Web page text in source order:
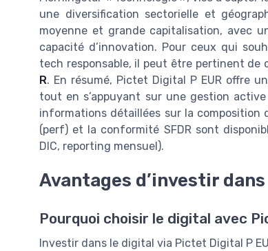
une diversification sectorielle et
moyenne et grande capitalisation, avec
capacité d’innovation. Pour ceux qui
tech responsable, il peut être pertinent de
R. En résumé, Pictet Digital P EUR offre
tout en s’appuyant sur une gestion
informations détaillées sur la composition
(perf) et la conformité SFDR sont
DIC, reporting mensuel).
Avantages d’investir
Pourquoi choisir le digital avec
Investir dans le digital via Pictet Digital P